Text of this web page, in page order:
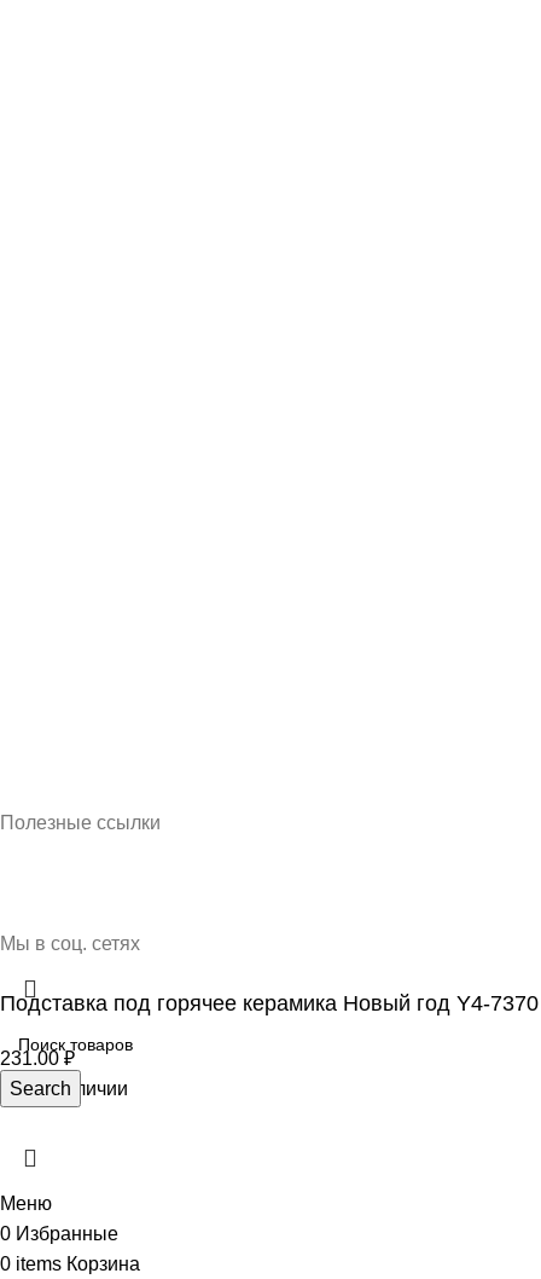
Полезные ссылки
Мы в соц. сетях
Search
Подставка под горячее керамика Новый год Y4-7370
231.00 ₽
Нет в наличии
Меню
0 Избранные
0 items Корзина